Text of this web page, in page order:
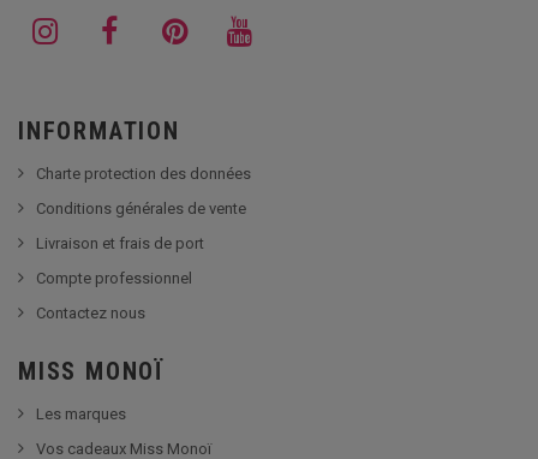
INFORMATION
Charte protection des données
Conditions générales de vente
Livraison et frais de port
Compte professionnel
Contactez nous
MISS MONOÏ
Les marques
Vos cadeaux Miss Monoï